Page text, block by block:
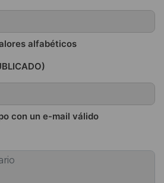
alfabéticos
con un e-mail válido